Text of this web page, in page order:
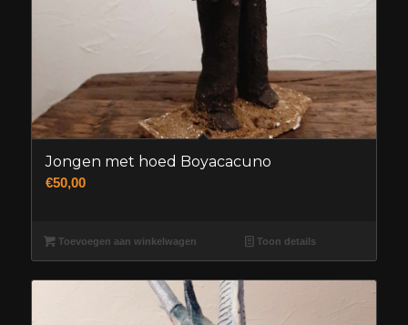
Jongen met hoed Boyacacuno
€50,00
Toevoegen aan winkelwagen Toon details